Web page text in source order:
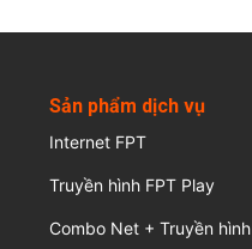
Sản phẩm dịch vụ
Internet FPT
Truyền hình FPT Play
Combo Net + Truyền hình